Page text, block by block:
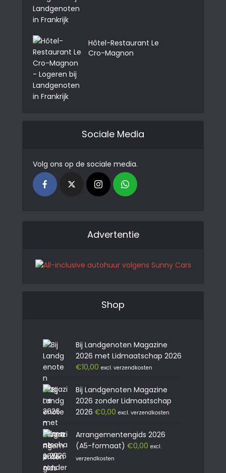
Hôtel-Restaurant Le
Cro-Magnon
Sociale Media
Volg ons op de sociale media.
Advertentie
Shop
Bij Landgenoten Magazine
2026 met Lidmaatschap 2026
€10,00 excl. verzendkosten
Bij Landgenoten Magazine
2026 zonder Lidmaatschap
2026 €0,00 excl. verzendkosten
Arrangementengids 2026
(A5-formaat) €0,00 excl.
verzendkosten